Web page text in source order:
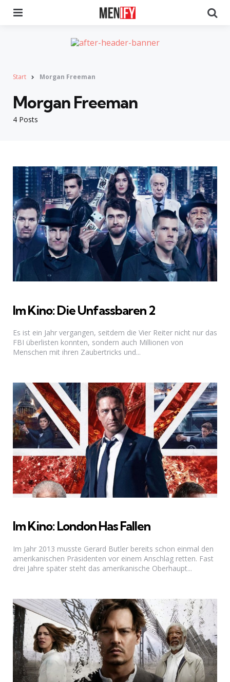
Start Morgan Freeman
4 Posts
Morgan Freeman
Im Kino: Die Unfassbaren 2
Es ist ein Jahr vergangen, seitdem die Vier Reiter nicht nur das
FBI überlisten konnten, sondern auch Millionen von
Menschen mit ihren Zaubertricks und...
Im Kino: London Has Fallen
Im Jahr 2013 musste Gerard Butler bereits schon einmal den
amerikanischen Präsidenten vor einem Anschlag retten. Fast
drei Jahre später steht das amerikanische Oberhaupt...